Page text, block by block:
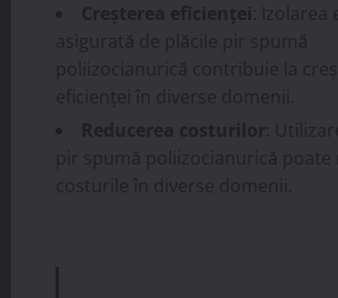
Creșterea eficienței :
asigurată de plăcile pir spumă
poliizocianurică contribuie la
eficienței în diverse domenii.
Reducerea costurilor :
pir spumă poliizocianurică poate
costurile în diverse domenii.